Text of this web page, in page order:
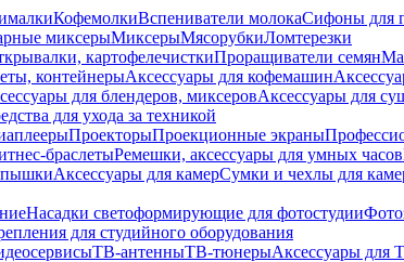
КофемолкиВспениватели молокаСифоны для
миксерыМиксерыМясорубкиЛомтерезки
картофелечисткиПроращиватели семян
контейнерыАксессуары для кофемашин
для блендеров, миксеровАксессуары для
для ухода за техникой
ПроекторыПроекционные экраны
браслетыРемешки, аксессуары для умных часов
Аксессуары для камерСумки и чехлы для
Насадки светоформирующие для фотостудии
для студийного оборудования
ТВ-антенныТВ-тюнерыАксессуары для